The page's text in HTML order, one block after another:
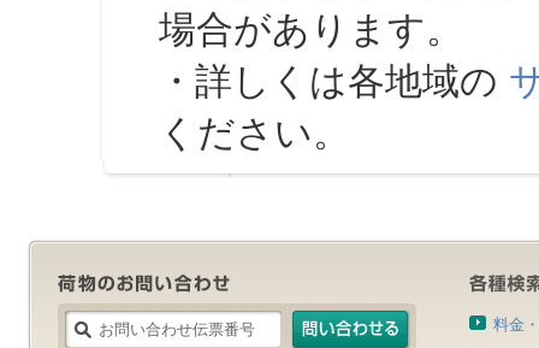
場合があります。
・詳しくは各地域の
ください。
料金